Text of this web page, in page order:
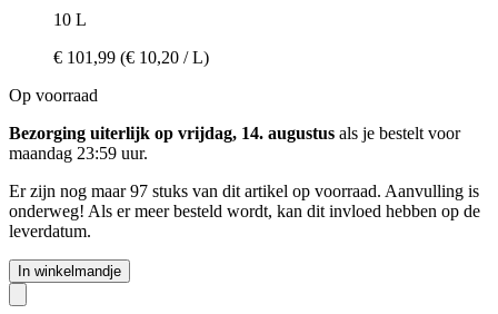
10 L
€ 101,99 (€ 10,20 / L)
Op voorraad
Bezorging uiterlijk op vrijdag, 14. augustus als je bestelt voor
maandag 23:59 uur.
Er zijn nog maar 97 stuks van dit artikel op voorraad. Aanvulling is
onderweg! Als er meer besteld wordt, kan dit invloed hebben op de
leverdatum.
In winkelmandje